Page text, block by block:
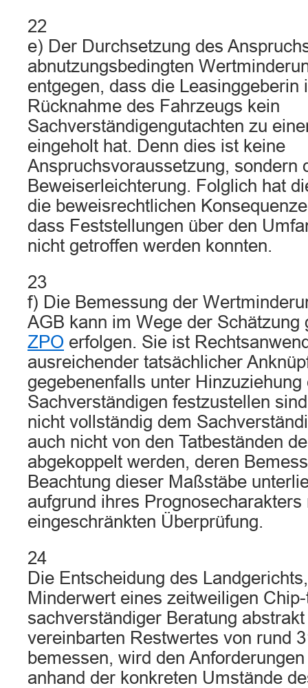
22
e) Der Durchsetzung des
abnutzungsbedingten
entgegen, dass die Leasinggeberin
Rücknahme des Fahrzeugs kein
Sachverständigengutachten zu
eingeholt hat. Denn dies ist keine
Anspruchsvoraussetzung, sondern
Beweiserleichterung. Folglich hat
die beweisrechtlichen
dass Feststellungen über den
nicht getroffen werden konnten.
23
f) Die Bemessung der
AGB kann im Wege der
ZPO erfolgen. Sie ist
ausreichender tatsächlicher
gegebenenfalls unter Hinzuziehung
Sachverständigen festzustellen
nicht vollständig dem
auch nicht von den Tatbeständen
abgekoppelt werden, deren
Beachtung dieser Maßstäbe
aufgrund ihres Prognosecharakters
eingeschränkten Überprüfung.
24
Die Entscheidung des
Minderwert eines zeitweiligen
sachverständiger Beratung
vereinbarten Restwertes von rund
bemessen, wird den
anhand der konkreten Umstände